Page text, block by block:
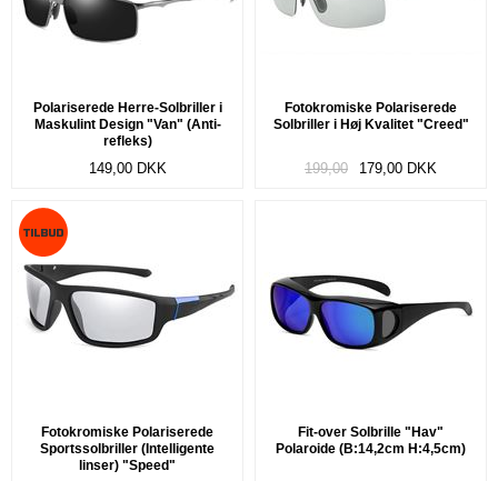
Polariserede Herre-Solbriller i
Maskulint Design "Van" (Anti-
refleks)
149,00 DKK
Fotokromiske Polariserede
Solbriller i Høj Kvalitet "Creed"
199,00 179,00 DKK
Fotokromiske Polariserede
Sportssolbriller (Intelligente
linser) "Speed"
Fit-over Solbrille "Hav"
Polaroide (B:14,2cm H:4,5cm)